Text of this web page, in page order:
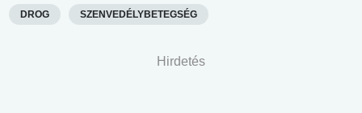
DROG SZENVEDÉLYBETEGSÉG
Hirdetés